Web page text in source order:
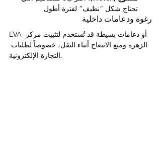
تحتاج شكل “نظيف” لفترة أطول
رغوة ودعامات داخلية
EVA أو دعامات بسيطة قد تُستخدم لتثبيت مركز
الزهرة ومنع الانبعاج أثناء النقل، خصوصاً لطلبات
التجارة الإلكترونية.